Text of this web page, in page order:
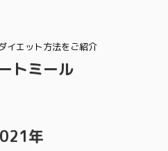
イエット方法をご紹介
トミール
年